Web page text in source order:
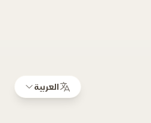
العربية